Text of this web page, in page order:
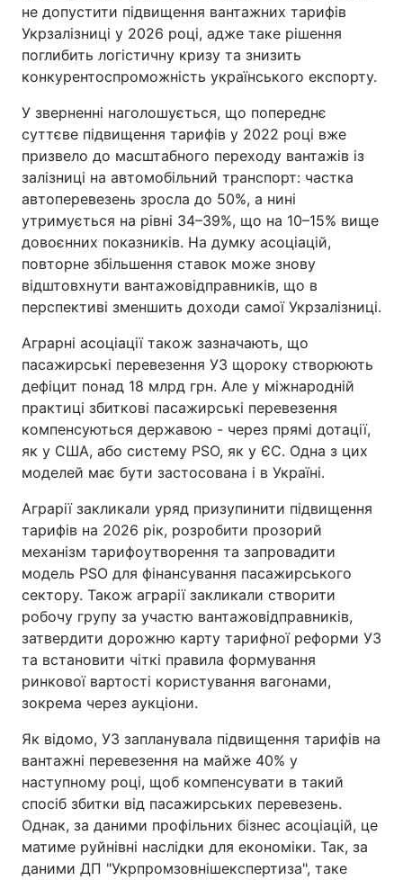
не допустити підвищення вантажних тарифів
Укрзалізниці у 2026 році, адже таке рішення
поглибить логістичну кризу та знизить
конкурентоспроможність українського експорту.
У зверненні наголошується, що попереднє
суттєве підвищення тарифів у 2022 році вже
призвело до масштабного переходу вантажів із
залізниці на автомобільний транспорт: частка
автоперевезень зросла до 50%, а нині
утримується на рівні 34–39%, що на 10–15% вище
довоєнних показників. На думку асоціацій,
повторне збільшення ставок може знову
відштовхнути вантажовідправників, що в
перспективі зменшить доходи самої Укрзалізниці.
Аграрні асоціації також зазначають, що
пасажирські перевезення УЗ щороку створюють
дефіцит понад 18 млрд грн. Але у міжнародній
практиці збиткові пасажирські перевезення
компенсуються державою - через прямі дотації,
як у США, або систему PSO, як у ЄС. Одна з цих
моделей має бути застосована і в Україні.
Аграрії закликали уряд призупинити підвищення
тарифів на 2026 рік, розробити прозорий
механізм тарифоутворення та запровадити
модель PSO для фінансування пасажирського
сектору. Також аграрії закликали створити
робочу групу за участю вантажовідправників,
затвердити дорожню карту тарифної реформи УЗ
та встановити чіткі правила формування
ринкової вартості користування вагонами,
зокрема через аукціони.
Як відомо, УЗ запланувала підвищення тарифів на
вантажні перевезення на майже 40% у
наступному році, щоб компенсувати в такий
спосіб збитки від пасажирських перевезень.
Однак, за даними профільних бізнес асоціацій, це
матиме руйнівні наслідки для економіки. Так, за
даними ДП "Укрпромзовнішекспертиза", таке